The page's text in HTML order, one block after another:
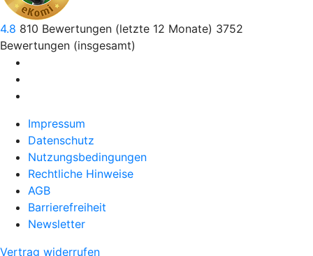
4.8 810 Bewertungen (letzte 12 Monate) 3752
Bewertungen (insgesamt)
Impressum
Datenschutz
Nutzungsbedingungen
Rechtliche Hinweise
AGB
Barrierefreiheit
Newsletter
Vertrag widerrufen